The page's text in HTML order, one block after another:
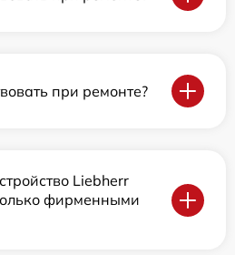
при ремонте?
Liebherr
фирменными